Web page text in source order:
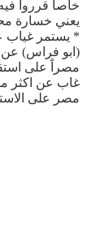
خاصاً قرروا
يعني خسارة
* يستمر غياب
(ابو فراس) عن
مصراً على
غاب عن اكثر
مصر على